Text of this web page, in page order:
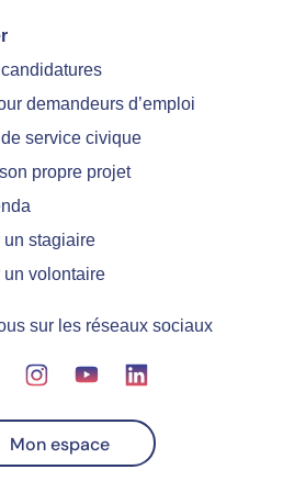
demandeurs d’emploi
service civique
propre projet
stagiaire
volontaire
sur les réseaux sociaux
espace